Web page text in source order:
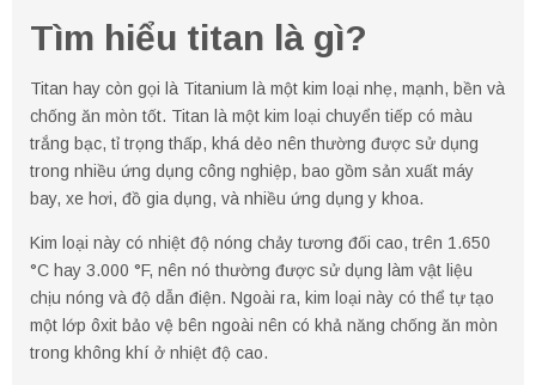
Tìm hiểu titan là gì?
Titan hay còn gọi là Titanium là một kim loại nhẹ, mạnh, bền và
chống ăn mòn tốt. Titan là một kim loại chuyển tiếp có màu
trắng bạc, tỉ trọng thấp, khá dẻo nên thường được sử dụng
trong nhiều ứng dụng công nghiệp, bao gồm sản xuất máy
bay, xe hơi, đồ gia dụng, và nhiều ứng dụng y khoa.
Kim loại này có nhiệt độ nóng chảy tương đối cao, trên 1.650
°C hay 3.000 °F, nên nó thường được sử dụng làm vật liệu
chịu nóng và độ dẫn điện. Ngoài ra, kim loại này có thể tự tạo
một lớp ôxit bảo vệ bên ngoài nên có khả năng chống ăn mòn
trong không khí ở nhiệt độ cao.